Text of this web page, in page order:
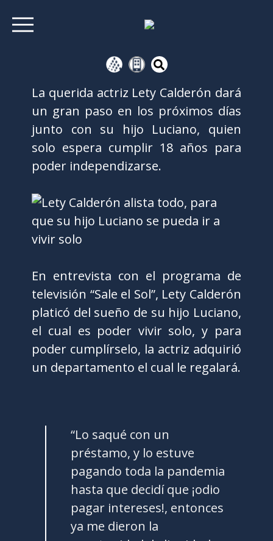
La querida actriz Lety Calderón dará
un gran paso en los próximos días
junto con su hijo Luciano, quien
solo espera cumplir 18 años para
poder independizarse.
En entrevista con el programa de
televisión “Sale el Sol”, Lety Calderón
platicó del sueño de su hijo Luciano,
el cual es poder vivir solo, y para
poder cumplírselo, la actriz adquirió
un departamento el cual le regalará.
“Lo saqué con un
préstamo, y lo estuve
pagando toda la pandemia
hasta que decidí que ¡odio
pagar intereses!, entonces
ya me dieron la